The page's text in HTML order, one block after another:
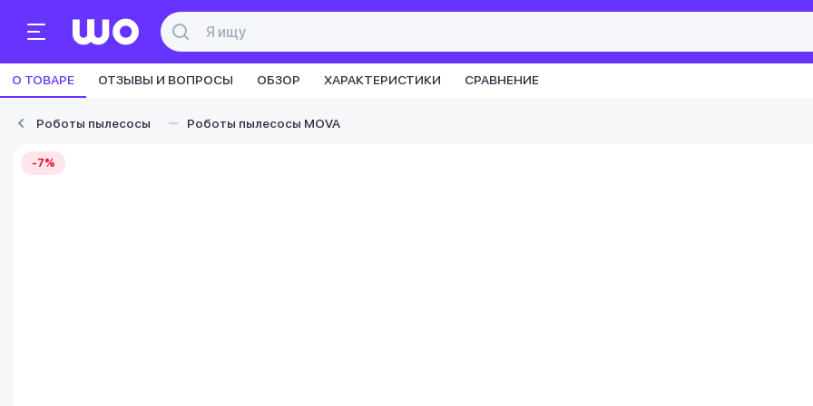
О ТОВАРЕ ОТЗЫВЫ И ВОПРОСЫ ОБЗОР ХАРАКТЕРИСТИКИ СРАВНЕНИЕ
Роботы пылесосы Роботы пылесосы MOVA
-7%